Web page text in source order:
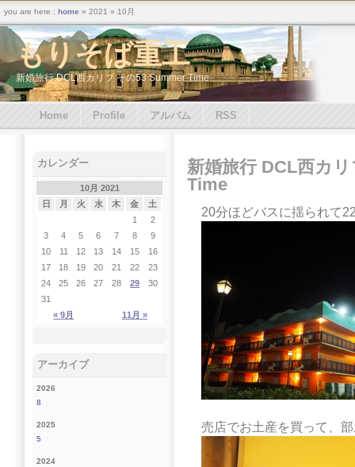
もりそば重工
新婚旅行 DCL西カリブ その53 Summer Time
新婚旅行 DCL西カ
Time
20分ほどバスに揺られて
売店でお土産を買って、
カレンダー
10月 2021
日
月 火 水 木 金 土
« 9月 11月 »
1
2
3
4 5 6 7 8
9
10
11 12 13 14 15
16
17
18 19 20 21 22
23
24
25 26 27 28 29
30
31
アーカイブ
2026
8
2025
5
2024
Home Profile アルバム RSS
you are here : home » 2021 » 10月